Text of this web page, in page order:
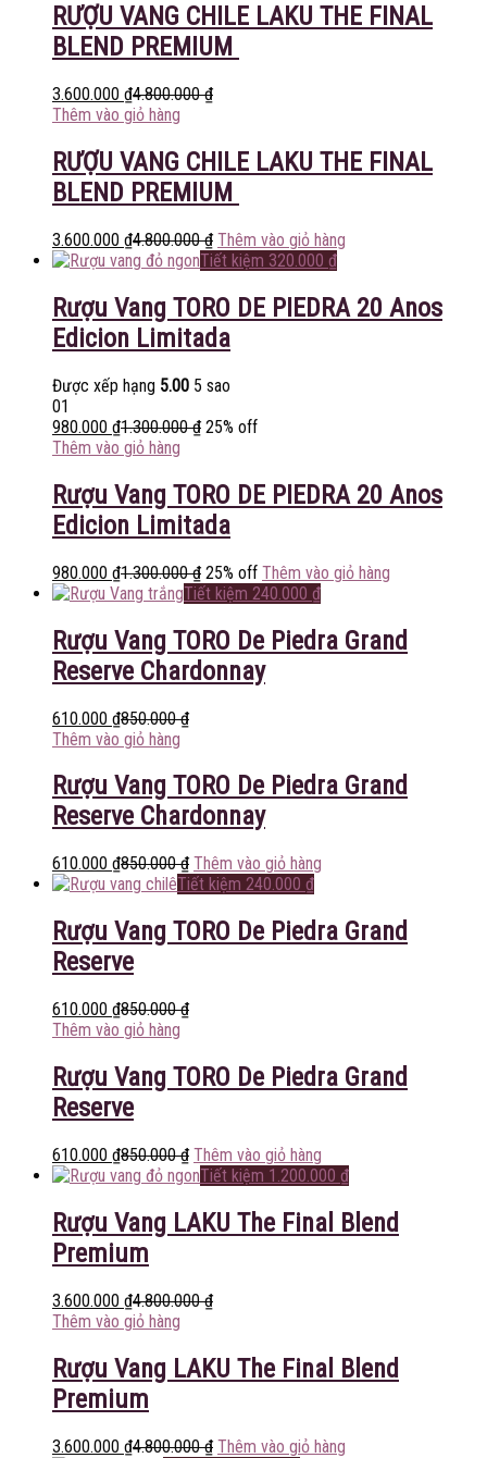
RƯỢU VANG CHILE LAKU THE FINAL
BLEND PREMIUM
3.600.000 ₫4.800.000₫
Thêm vào giỏ hàng
RƯỢU VANG CHILE LAKU THE FINAL
BLEND PREMIUM
3.600.000 ₫4.800.000₫ Thêm vào giỏ hàng
Tiết kiệm 320.000 ₫
Rượu Vang TORO DE PIEDRA 20 Anos
Edicion Limitada
Được xếp hạng 5.00 5 sao
01
980.000 ₫1.300.000₫ 25% off
Thêm vào giỏ hàng
Rượu Vang TORO DE PIEDRA 20 Anos
Edicion Limitada
980.000 ₫1.300.000₫ 25% off Thêm vào giỏ hàng
Tiết kiệm 240.000 ₫
Rượu Vang TORO De Piedra Grand
Reserve Chardonnay
610.000 ₫850.000₫
Thêm vào giỏ hàng
Rượu Vang TORO De Piedra Grand
Reserve Chardonnay
610.000 ₫850.000₫ Thêm vào giỏ hàng
Tiết kiệm 240.000 ₫
Rượu Vang TORO De Piedra Grand
Reserve
610.000 ₫850.000₫
Thêm vào giỏ hàng
Rượu Vang TORO De Piedra Grand
Reserve
610.000 ₫850.000₫ Thêm vào giỏ hàng
Tiết kiệm 1.200.000 ₫
Rượu Vang LAKU The Final Blend
Premium
3.600.000 ₫4.800.000₫
Thêm vào giỏ hàng
Rượu Vang LAKU The Final Blend
Premium
3.600.000 ₫4.800.000₫ Thêm vào giỏ hàng